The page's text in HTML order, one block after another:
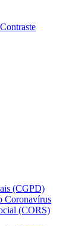
Contraste
(CGPD)
Coronavírus
(CORS)